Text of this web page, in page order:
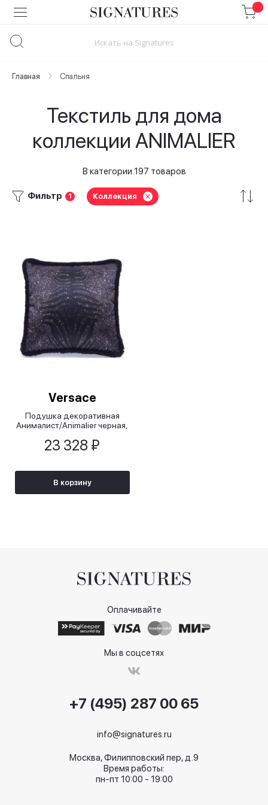
Skip
to
Главная Спальня
Текстиль для дома
коллекции ANIMALIER
В категории 197 товаров
Фильтр 1 Коллекция
Versace
Подушка декоративная
Анималист/Animalier черная,
23 328 ₽
В корзину
Оплачивайте
Мы в соцсетях
+7 (495) 287 00 65
info@signatures.ru
Москва, Филипповский пер, д.9
Время работы:
пн-пт 10:00 - 19:00